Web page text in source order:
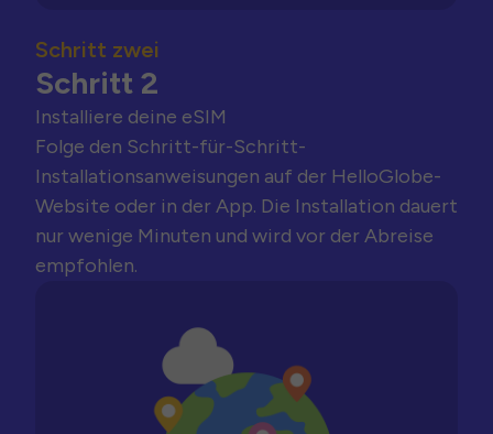
Schritt zwei
Schritt 2
Installiere deine eSIM
Folge den Schritt-für-Schritt-
Installationsanweisungen auf der HelloGlobe-
Website oder in der App. Die Installation dauert
nur wenige Minuten und wird vor der Abreise
empfohlen.